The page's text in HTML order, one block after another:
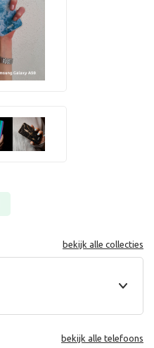
bekijk alle collecties
bekijk alle telefoons